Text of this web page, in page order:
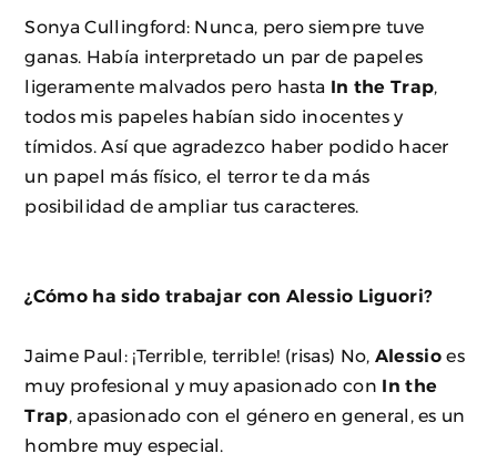
Sonya Cullingford: Nunca, pero siempre tuve
ganas. Había interpretado un par de papeles
ligeramente malvados pero hasta In the Trap
todos mis papeles habían sido inocentes y
tímidos. Así que agradezco haber podido hacer
un papel más físico, el terror te da más
posibilidad de ampliar tus caracteres.
¿Cómo ha sido trabajar con Alessio Liguori?
Jaime Paul: ¡Terrible, terrible! (risas) No, Alessio es
muy profesional y muy apasionado con In the
Trap , apasionado con el género en general, es un
hombre muy especial.